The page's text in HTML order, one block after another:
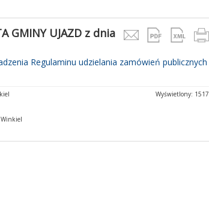
GMINY UJAZD z dnia
Regulaminu udzielania zamówień publicznych
Wyświetlony: 1517